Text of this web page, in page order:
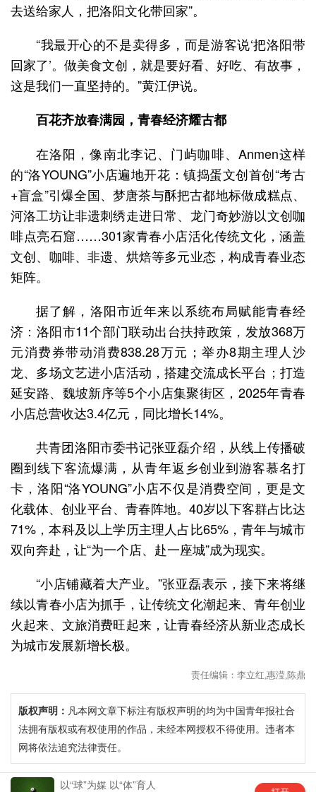
去送给家人，把洛阳文化带回家”。
“我最开心的不是卖得多，而是游客说‘把洛阳带
回家了’。做美食文创，就是要好看、好吃、有故事，
这是我们一直坚持的。”黄江伊说。
百花齐放春满园，青春经济耀古都
在洛阳，像南北李记、门屿咖啡、Anmen这样
的“洛YOUNG”小店遍地开花：镇捣蛋文创首创“考古
+盲盒”引爆全国、梦唐茶与酥把古都地标做成糕点、
河洛工坊让非遗刺绣走进日常、龙门奇妙游以文创咖
啡点亮石窟……301家青春小店活化传统文化，涵盖
文创、咖啡、非遗、烘焙等多元业态，构成青春业态
矩阵。
据了解，洛阳市近年来以系统布局赋能青春经
济：洛阳市11个部门联动出台扶持政策，发放368万
元消费券带动消费838.28万元；举办8期主理人沙
龙、多场文艺进小店活动，搭建交流成长平台；打造
延安路、魏坡新序等5个小店集聚街区，2025年青春
小店总营收达3.4亿元，同比增长14%。
共青团洛阳市委书记张亚磊介绍，从线上传播破
圈到线下客流爆满，从青年返乡创业到游客慕名打
卡，洛阳“洛YOUNG”小店不仅是消费空间，更是文
化载体、创业平台、青春阵地。40岁以下客群占比达
71%，本科及以上学历主理人占比65%，青年与城市
双向奔赴，让“为一个店、赴一座城”成为现实。
“小店铺藏着大产业。”张亚磊表示，接下来将继
续以青春小店为抓手，让传统文化潮起来、青年创业
火起来、文旅消费旺起来，让青春经济从新业态成长
为城市发展新增长极。
责任编辑：李立红,惠滢,陈鼎
版权声明： 凡本网文章下标注有版权声明的均为中国青年报社合
法拥有版权或有权使用的作品，未经本网授权不得使用。违者本
网将依法追究法律责任。
以“球”为媒 以“体”育人 幼儿园